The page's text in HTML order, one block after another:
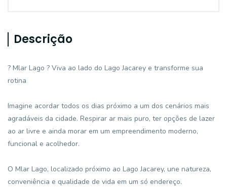
Descrição
? Mlar Lago ? Viva ao lado do Lago Jacarey e transforme sua
rotina
Imagine acordar todos os dias próximo a um dos cenários mais
agradáveis da cidade. Respirar ar mais puro, ter opções de lazer
ao ar livre e ainda morar em um empreendimento moderno,
funcional e acolhedor.
O Mlar Lago, localizado próximo ao Lago Jacarey, une natureza,
conveniência e qualidade de vida em um só endereço.